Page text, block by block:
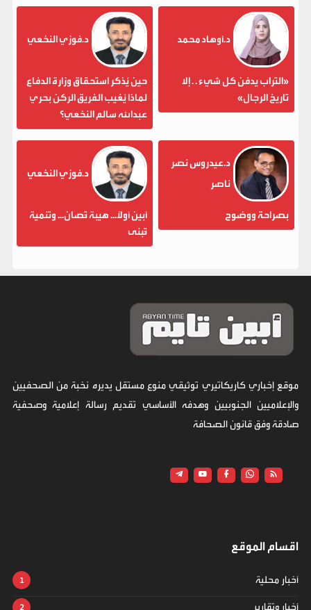
د.أوهاد محمد
«التراب يدفن كل شيء . . إلا
تاريخ الرجال»
د.فوزي النخعي
حين يُذكر استحقاق وزارة الدفاع
لماذا يُغيب الفريق الركن بحري
عبدالله سالم النخعي؟
د.عيدروس نصر
ناصر
بصراحة ووضوح
د.فوزي النخعي
أبين أولاً... هيبة تُصان... وتنمية
تُبنى
موقع إخباري كاريكاتيري توثيقي منوع مستقل يديره نخبة من الصحفيين
والإعلاميين الجنوبيين وهدفه الأساسي تقديم رسالة إعلامية وصحفية
صادقة وفق قانون الصحافة
اقسام الموقع
أخبار محلية
أخبار وتقارير